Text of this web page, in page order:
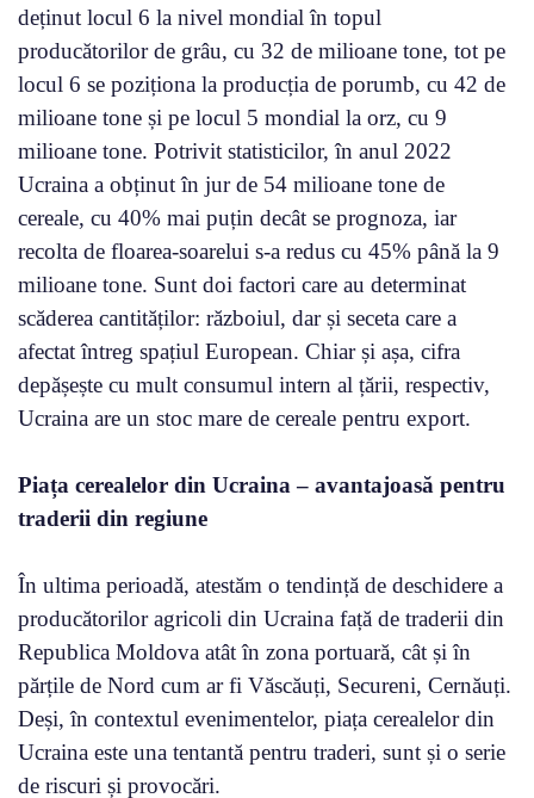
deținut locul 6 la nivel mondial în topul
producătorilor de grâu, cu 32 de milioane tone, tot pe
locul 6 se poziționa la producția de porumb, cu 42 de
milioane tone și pe locul 5 mondial la orz, cu 9
milioane tone. Potrivit statisticilor, în anul 2022
Ucraina a obținut în jur de 54 milioane tone de
cereale, cu 40% mai puțin decât se prognoza, iar
recolta de floarea-soarelui s-a redus cu 45% până la 9
milioane tone. Sunt doi factori care au determinat
scăderea cantităților: războiul, dar și seceta care a
afectat întreg spațiul European. Chiar și așa, cifra
depășește cu mult consumul intern al țării, respectiv,
Ucraina are un stoc mare de cereale pentru export.
Piața cerealelor din Ucraina – avantajoasă pentru
traderii din regiune
În ultima perioadă, atestăm o tendință de deschidere a
producătorilor agricoli din Ucraina față de traderii din
Republica Moldova atât în zona portuară, cât și în
părțile de Nord cum ar fi Văscăuți, Secureni, Cernăuți.
Deși, în contextul evenimentelor, piața cerealelor din
Ucraina este una tentantă pentru traderi, sunt și o serie
de riscuri și provocări.